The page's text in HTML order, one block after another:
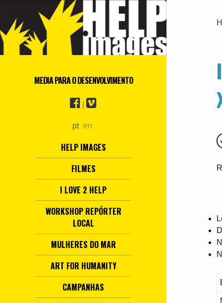
MEDIA PARA O DESENVOLVIMENTO
pt en
HELP IMAGES
FILMES
I LOVE 2 HELP
WORKSHOP REPÓRTER
LOCAL
MULHERES DO MAR
ART FOR HUMANITY
CAMPANHAS